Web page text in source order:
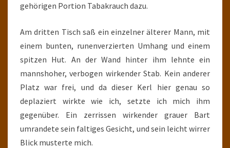
gehörigen Portion Tabakrauch dazu.
Am dritten Tisch saß ein einzelner älterer Mann, mit
einem bunten, runenverzierten Umhang und einem
spitzen Hut. An der Wand hinter ihm lehnte ein
mannshoher, verbogen wirkender Stab. Kein anderer
Platz war frei, und da dieser Kerl hier genau so
deplaziert wirkte wie ich, setzte ich mich ihm
gegenüber. Ein zerrissen wirkender grauer Bart
umrandete sein faltiges Gesicht, und sein leicht wirrer
Blick musterte mich.